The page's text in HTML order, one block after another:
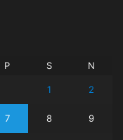
P S N
1 2
7 8 9